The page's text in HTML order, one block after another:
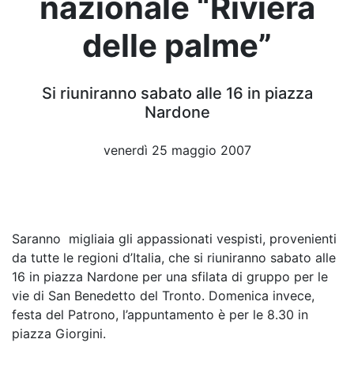
delle palme”
Si riuniranno sabato alle 16 in piazza
Nardone
venerdì 25 maggio 2007
Saranno migliaia gli appassionati vespisti, provenienti
da tutte le regioni d’Italia, che si riuniranno sabato alle
16 in piazza Nardone per una sfilata di gruppo per le
vie di San Benedetto del Tronto. Domenica invece,
festa del Patrono, l’appuntamento è per le 8.30 in
piazza Giorgini.